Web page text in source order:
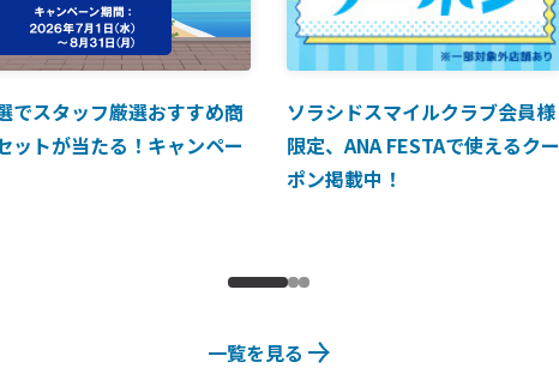
でスタッフ厳選おすすめ商
ットが当たる！キャンペー
ソラシドスマイルクラブ会員様
限定、ANA FESTAで使えるクー
ポン掲載中！
一覧を見る